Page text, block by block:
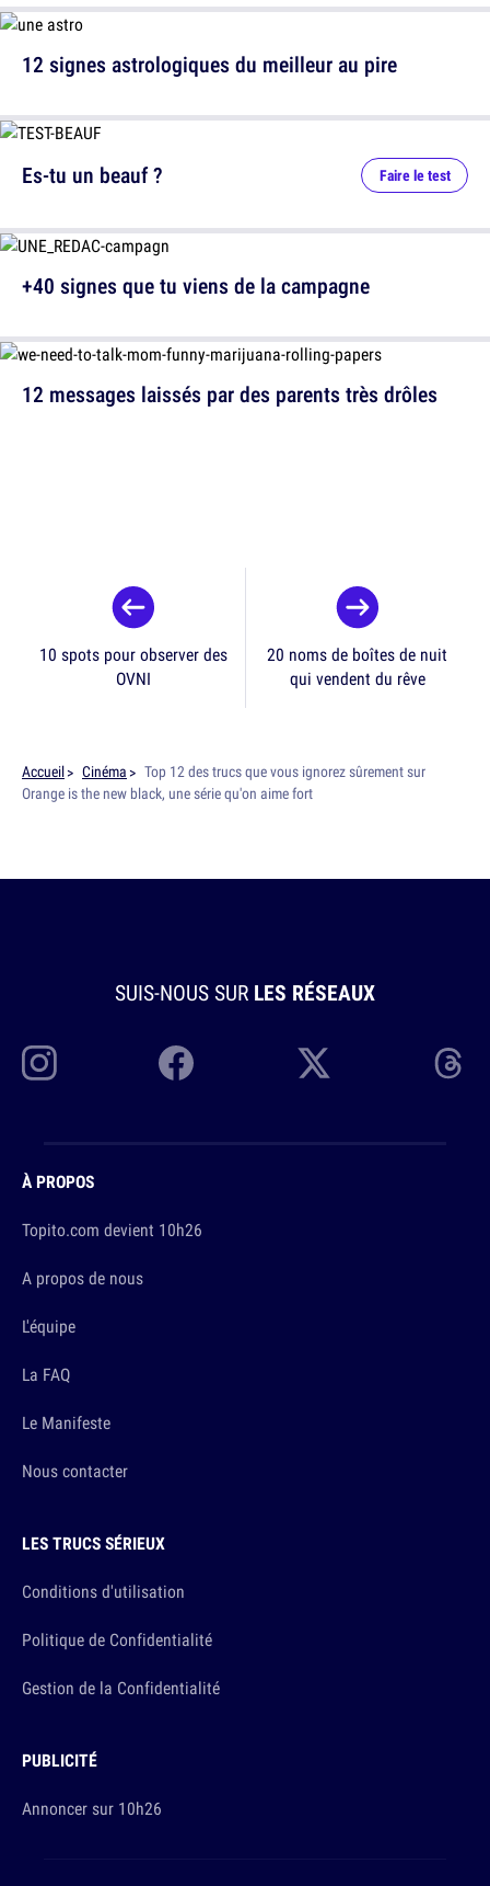
12 signes astrologiques du meilleur au pire
12 messages laissés par des parents très drôles
Es-tu un beauf ? Faire le test
+40 signes que tu viens de la campagne
10 spots pour observer des
OVNI
20 noms de boîtes de nuit
qui vendent du rêve
Accueil Cinéma
Top 12 des trucs que vous ignorez sûrement sur
Orange is the new black, une série qu'on aime fort
SUIS-NOUS SUR LES RÉSEAUX
À PROPOS
Topito.com devient 10h26
A propos de nous
L'équipe
La FAQ
Le Manifeste
Nous contacter
LES TRUCS SÉRIEUX
Conditions d'utilisation
Politique de Confidentialité
Gestion de la Confidentialité
PUBLICITÉ
Annoncer sur 10h26